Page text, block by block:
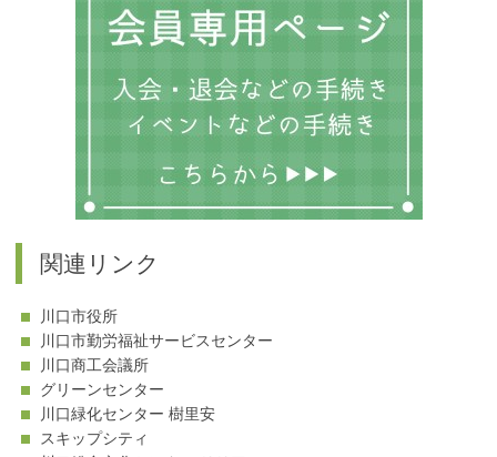
関連リンク
川口市役所
川口市勤労福祉サービスセンター
川口商工会議所
グリーンセンター
川口緑化センター 樹里安
スキップシティ